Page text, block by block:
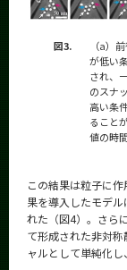
図3.
（a）
が低い
され、
のスナ
高い条
ること
値の時
この結果は粒子に作
果を導入したモデ
れた（図4）。さら
て形成された非対
ャルとして単純化し